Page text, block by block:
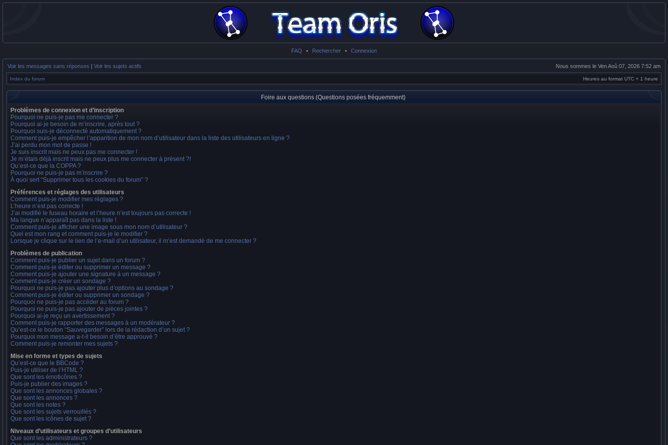
FAQ • Rechercher • Connexion
Voir les messages sans réponses | Voir les sujets actifs Nous sommes le Ven Aoû 07, 2026 7:52 am
Index du forum Heures au format UTC + 1 heure
Foire aux questions (Questions posées fréquemment)
Problèmes de connexion et d’inscription
Pourquoi ne puis-je pas me connecter ?
Pourquoi ai-je besoin de m’inscrire, après tout ?
Pourquoi suis-je déconnecté automatiquement ?
Comment puis-je empêcher l’apparition de mon nom d’utilisateur dans la liste des utilisateurs en ligne ?
J’ai perdu mon mot de passe !
Je suis inscrit mais ne peux pas me connecter !
Je m’étais déjà inscrit mais ne peux plus me connecter à présent ?!
Qu’est-ce que la COPPA ?
Pourquoi ne puis-je pas m’inscrire ?
À quoi sert “Supprimer tous les cookies du forum” ?
Préférences et réglages des utilisateurs
Comment puis-je modifier mes réglages ?
L’heure n’est pas correcte !
J’ai modifié le fuseau horaire et l’heure n’est toujours pas correcte !
Ma langue n’apparaît pas dans la liste !
Comment puis-je afficher une image sous mon nom d’utilisateur ?
Quel est mon rang et comment puis-je le modifier ?
Lorsque je clique sur le lien de l’e-mail d’un utilisateur, il m’est demandé de me connecter ?
Problèmes de publication
Comment puis-je publier un sujet dans un forum ?
Comment puis-je éditer ou supprimer un message ?
Comment puis-je ajouter une signature à un message ?
Comment puis-je créer un sondage ?
Pourquoi ne puis-je pas ajouter plus d’options au sondage ?
Comment puis-je éditer ou supprimer un sondage ?
Pourquoi ne puis-je pas accéder au forum ?
Pourquoi ne puis-je pas ajouter de pièces jointes ?
Pourquoi ai-je reçu un avertissement ?
Comment puis-je rapporter des messages à un modérateur ?
Qu’est-ce le bouton “Sauvegarder” lors de la rédaction d’un sujet ?
Pourquoi mon message a-t-il besoin d’être approuvé ?
Comment puis-je remonter mes sujets ?
Mise en forme et types de sujets
Qu’est-ce que le BBCode ?
Puis-je utiliser de l’HTML ?
Que sont les émoticônes ?
Puis-je publier des images ?
Que sont les annonces globales ?
Que sont les annonces ?
Que sont les notes ?
Que sont les sujets verrouillés ?
Que sont les icônes de sujet ?
Niveaux d’utilisateurs et groupes d’utilisateurs
Que sont les administrateurs ?